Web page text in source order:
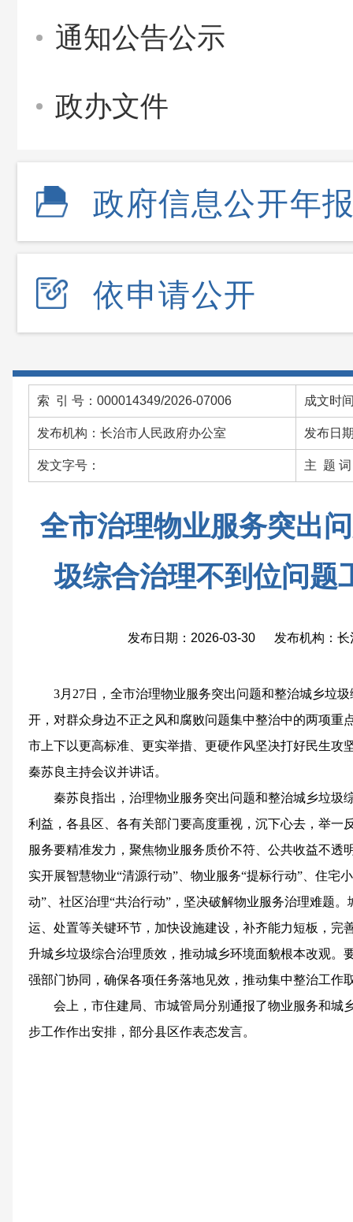
通知公告公示
政办文件
政府信息公开年
依申请公开
索 引 号：000014349/2026-07006 成文时
发布机构：长治市人民政府办公室 发布日
发文字号： 主 题 词
全市治理物业服务突出
圾综合治理不到位问题
发布日期：2026-03-30 发布机构：长
3月27日，全市治理物业服务突出问题和整治城乡垃
开，对群众身边不正之风和腐败问题集中整治中的两项重
市上下以更高标准、更实举措、更硬作风坚决打好民生攻
秦苏良主持会议并讲话。
秦苏良指出，治理物业服务突出问题和整治城乡垃圾
利益，各县区、各有关部门要高度重视，沉下心去，举一
服务要精准发力，聚焦物业服务质价不符、公共收益不透
实开展智慧物业“清源行动”、物业服务“提标行动”、住宅
动”、社区治理“共治行动”，坚决破解物业服务治理难题
运、处置等关键环节，加快设施建设，补齐能力短板，完
升城乡垃圾综合治理质效，推动城乡环境面貌根本改观。
强部门协同，确保各项任务落地见效，推动集中整治工作
会上，市住建局、市城管局分别通报了物业服务和城
步工作作出安排，部分县区作表态发言。